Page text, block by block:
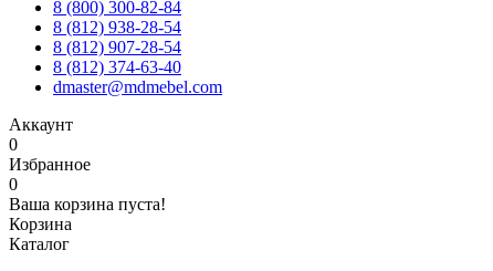
8 (800) 300-82-84
8 (812) 938-28-54
8 (812) 907-28-54
8 (812) 374-63-40
dmaster@mdmebel.com
Аккаунт
0
Избранное
0
Ваша корзина пуста!
Корзина
Каталог